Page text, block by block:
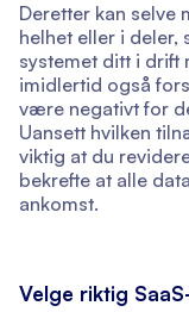
Deretter kan selve
helhet eller i deler,
systemet ditt i drift
imidlertid også
være negativt for
Uansett hvilken
viktig at du
bekrefte at alle
ankomst.
Velge riktig